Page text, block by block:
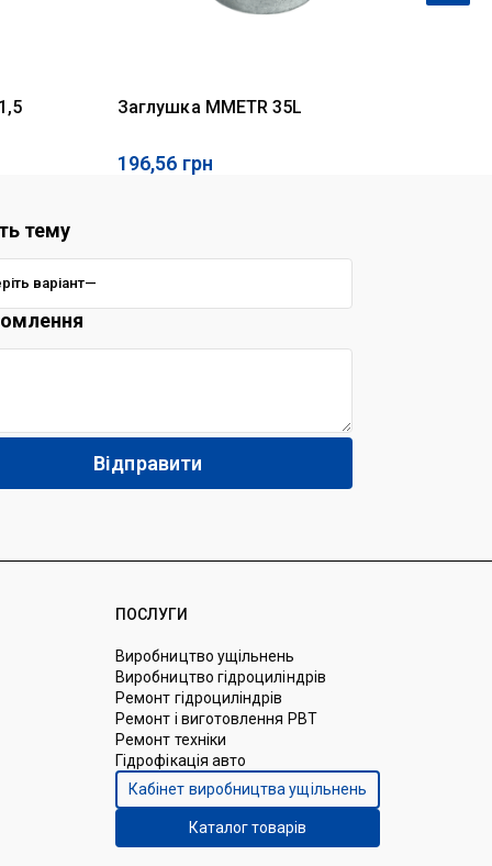
Заглушка MMETR 35L
196,56 грн
тему
ПОСЛУГИ
Виробництво ущільнень
Виробництво гідроциліндрів
Ремонт гідроциліндрів
Ремонт і виготовлення РВТ
Ремонт техніки
Гідрофікація авто
Кабінет виробництва ущільнень
Каталог товарів